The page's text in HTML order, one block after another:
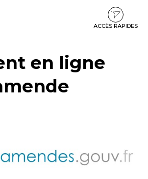
ACCÈS RAPIDES
en ligne